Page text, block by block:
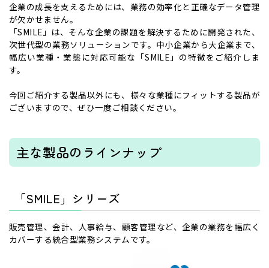
企業の成長を支えるためには、業務の効率化と正確なデータ管理
が欠かせません。
「SMILE」は、そんな企業の課題を解決するために開発された、
次世代型の業務ソリューションです。中小企業から大企業まで、
幅広い業種・業態に対応可能な「SMILE」の特徴をご紹介しま
す。
今回ご紹介する製品以外にも、様々な業種にフィットする製品が
ございますので、ぜひ一度ご相談ください。
主な製品のラインナップ
「SMILE」シリーズ
販売管理、会計、人事給与、顧客管理など、企業の業務を幅広く
カバーする統合型業務システムです。